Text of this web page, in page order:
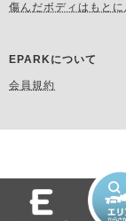
傷んだボディはもとに
EPARKについて
会員規約